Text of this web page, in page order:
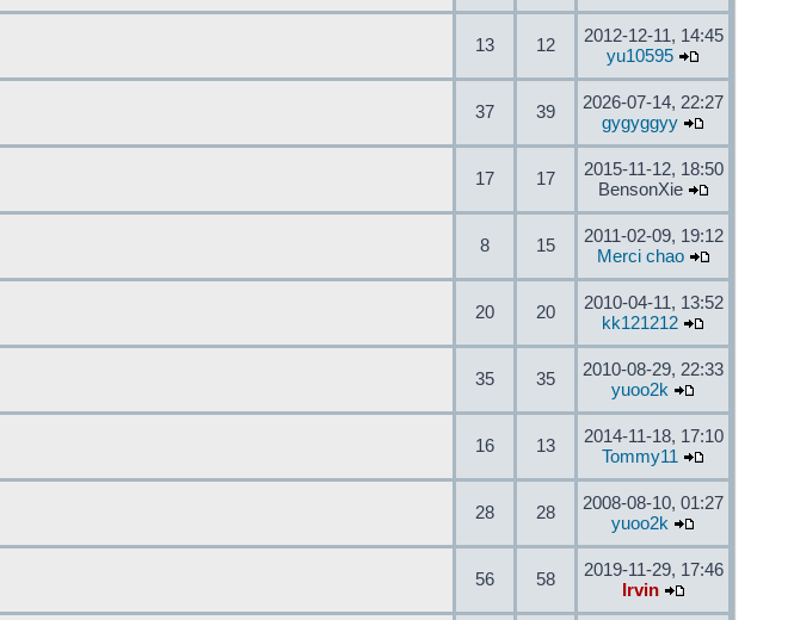
13 12
2012-12-11, 14:45
yu10595
37 39
2026-07-14, 22:27
gygyggyy
17 17
2015-11-12, 18:50
BensonXie
8 15
2011-02-09, 19:12
Merci chao
20 20
2010-04-11, 13:52
kk121212
35 35
2010-08-29, 22:33
yuoo2k
16 13
2014-11-18, 17:10
Tommy11
28 28
2008-08-10, 01:27
yuoo2k
56 58
2019-11-29, 17:46
Irvin